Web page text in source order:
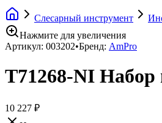
Слесарный инструмент
Нажмите для увеличения
Артикул: 003202•Бренд: AmPro
T71268-NI Набор
10 227 ₽